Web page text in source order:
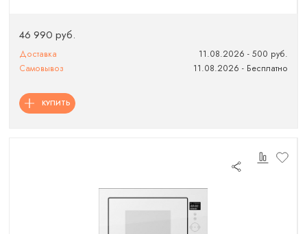
46 990 руб.
Доставка
11.08.2026 - 500 руб.
Самовывоз
11.08.2026 - Бесплатно
КУПИТЬ